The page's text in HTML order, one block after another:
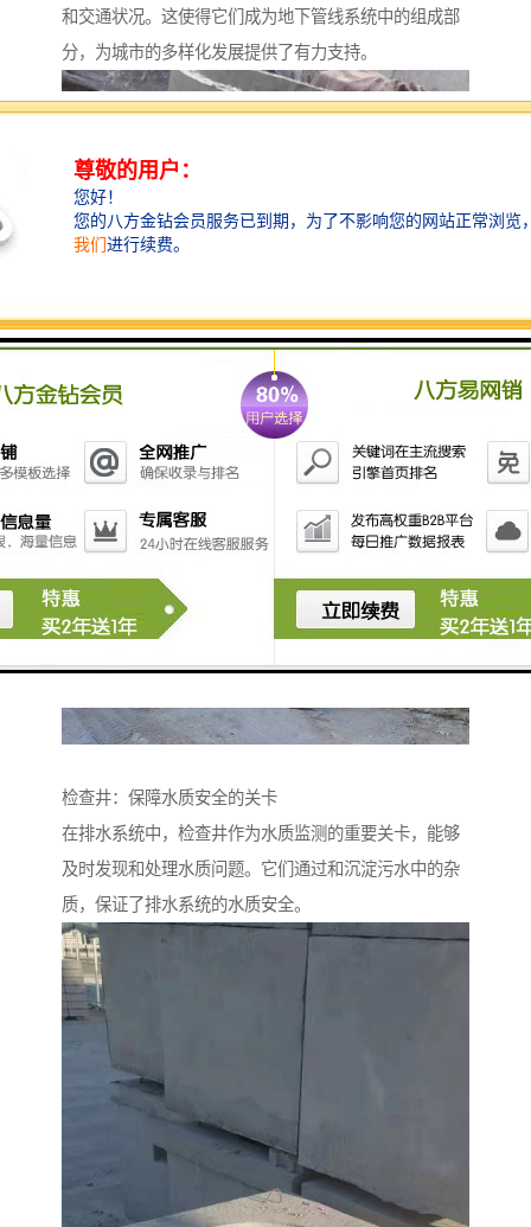
和交通状况。这使得它们成为地下管线系统中的组成部
分，为城市的多样化发展提供了有力支持。
检查井：环保节能的
检查井不仅具有检修和维护的功能，还注重环保和节
能。它们通过优化设计和使用环保材料，降低了对环境
的影响，为城市的绿色发展做出了贡献。
检查井：保障水质安全的关卡
在排水系统中，检查井作为水质监测的重要关卡，能够
及时发现和处理水质问题。它们通过和沉淀污水中的杂
质，保证了排水系统的水质安全。